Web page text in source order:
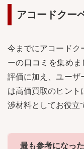
アコードクー
今までにアコードク
ーの口コミを集め
評価に加え、ユーザ
は高価買取のヒント
渉材料としてお役立
最も参考になっ